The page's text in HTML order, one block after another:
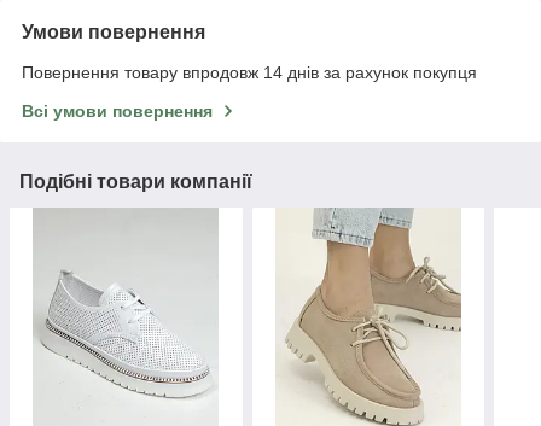
Умови повернення
Повернення товару впродовж 14 днів за рахунок покупця
Всі умови повернення
Подібні товари компанії